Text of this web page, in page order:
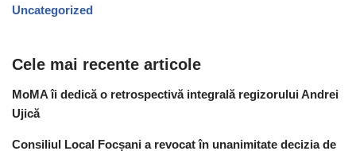
Uncategorized
Cele mai recente articole
MoMA îi dedică o retrospectivă integrală regizorului Andrei
Ujică
Consiliul Local Focșani a revocat în unanimitate decizia de